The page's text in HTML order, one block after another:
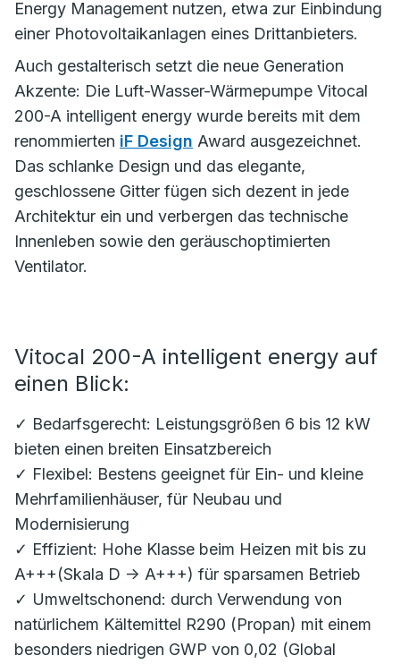
Energy Management nutzen, etwa zur Einbindung
einer Photovoltaikanlagen eines Drittanbieters.
Auch gestalterisch setzt die neue Generation
Akzente: Die Luft-Wasser-Wärmepumpe Vitocal
200-A intelligent energy wurde bereits mit dem
renommierten iF Design Award ausgezeichnet.
Das schlanke Design und das elegante,
geschlossene Gitter fügen sich dezent in jede
Architektur ein und verbergen das technische
Innenleben sowie den geräuschoptimierten
Ventilator.
Vitocal 200-A intelligent energy auf
einen Blick:
✓ Bedarfsgerecht: Leistungsgrößen 6 bis 12 kW
bieten einen breiten Einsatzbereich
✓ Flexibel: Bestens geeignet für Ein- und kleine
Mehrfamilienhäuser, für Neubau und
Modernisierung
✓ Effizient: Hohe Klasse beim Heizen mit bis zu
A+++(Skala D -> A+++) für sparsamen Betrieb
✓ Umweltschonend: durch Verwendung von
natürlichem Kältemittel R290 (Propan) mit einem
besonders niedrigen GWP von 0,02 (Global